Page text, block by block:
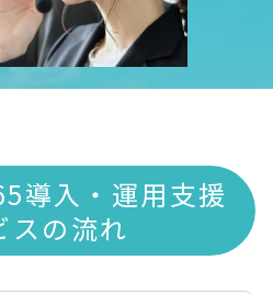
導入・運用支援
スの流れ